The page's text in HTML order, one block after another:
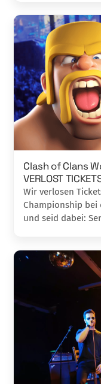
Clash of Clans
VERLOST
Wir verlosen
Championship bei
und seid dabei: